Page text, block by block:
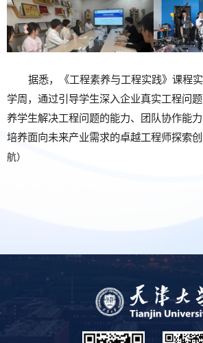
据悉，《工程素养与工程实践》课程
学周，通过引导学生深入企业真实工程问
养学生解决工程问题的能力、团队协作能
培养面向未来产业需求的卓越工程师探索创
航）